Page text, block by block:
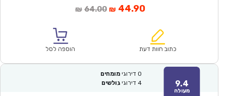
₪ 64.00המחיר
₪64.00.
₪ 44.90המחיר
הוא:
כתוב חוות דעת הוספה לסל
9.4
מעולה
0 דירוגי מומחים
4 דירוגי גולשים